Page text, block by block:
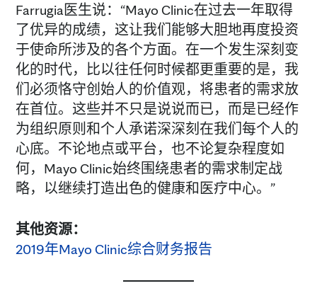
Farrugia医生说：“Mayo Clinic在过去一年取得
了优异的成绩，这让我们能够大胆地再度投资
于使命所涉及的各个方面。在一个发生深刻变
化的时代，比以往任何时候都更重要的是，我
们必须恪守创始人的价值观，将患者的需求放
在首位。这些并不只是说说而已，而是已经作
为组织原则和个人承诺深深刻在我们每个人的
心底。不论地点或平台，也不论复杂程度如
何，Mayo Clinic始终围绕患者的需求制定战
略，以继续打造出色的健康和医疗中心。”
其他资源：
2019年Mayo Clinic综合财务报告